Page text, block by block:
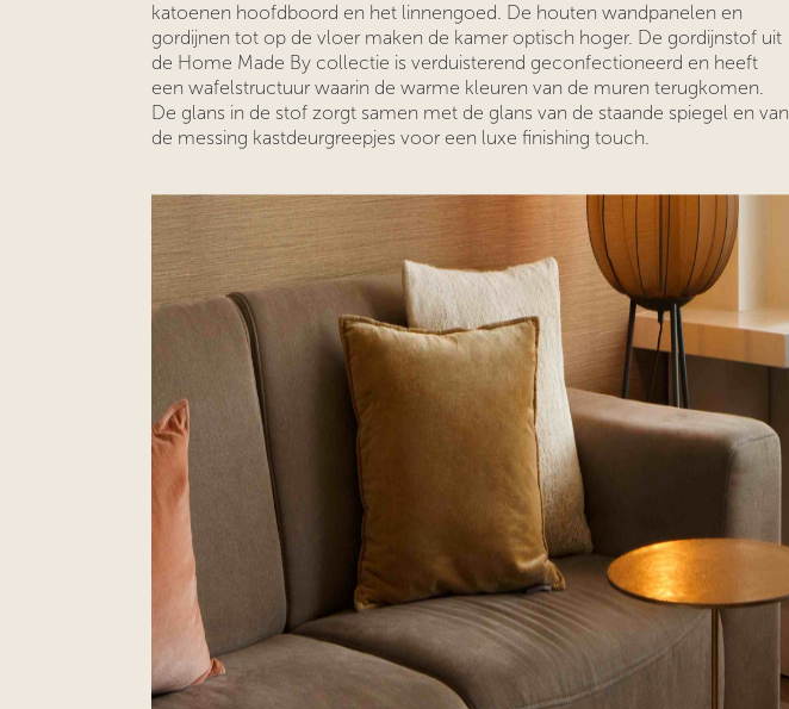
katoenen hoofdboord en het linnengoed. De houten wandpanelen en
gordijnen tot op de vloer maken de kamer optisch hoger. De gordijnstof uit
de Home Made By collectie is verduisterend geconfectioneerd en heeft
een wafelstructuur waarin de warme kleuren van de muren terugkomen.
De glans in de stof zorgt samen met de glans van de staande spiegel en van
de messing kastdeurgreepjes voor een luxe finishing touch.